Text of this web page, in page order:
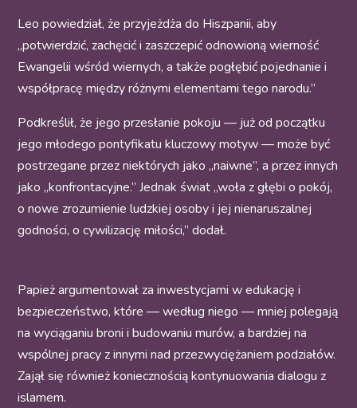
Leo powiedział, że przyjeżdża do Hiszpanii, aby
„potwierdzić, zachęcić i zaszczepić odnowioną wierność
Ewangelii wśród wiernych, a także pogłębić pojednanie i
współpracę między różnymi elementami tego narodu.”
Podkreślił, że jego przesłanie pokoju — już od początku
jego młodego pontyfikatu kluczowy motyw — może być
postrzegane przez niektórych jako „naiwne”, a przez innych
jako „konfrontacyjne.” Jednak świat „woła z głębi o pokój,
o nowe zrozumienie ludzkiej osoby i jej nienaruszalnej
godności, o cywilizację miłości,” dodał.
Papież argumentował za inwestycjami w edukację i
bezpieczeństwo, które — według niego — mniej polegają
na wyciąganiu broni i budowaniu murów, a bardziej na
wspólnej pracy z innymi nad przezwyciężaniem podziałów.
Zajął się również koniecznością kontynuowania dialogu z
islamem.